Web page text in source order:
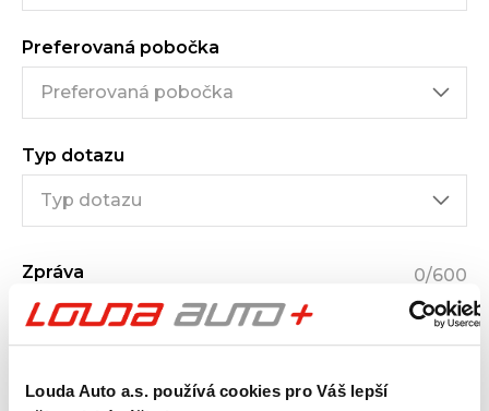
Louda Auto a.s. používá cookies pro Váš lepší
Preferovaná pobočka
Typ dotazu
Zpráva 0/600